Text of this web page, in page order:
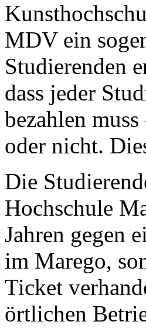
MDV ein
Studierenden
dass jeder
bezahlen
oder nicht.
Die
Hochschule
Jahren gegen
im Marego,
Ticket
örtlichen